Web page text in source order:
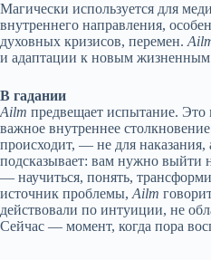
Магически используется для
внутреннего направления,
духовных кризисов, перемен.
и адаптации к новым
В гадании
Ailm предвещает испытание. Это
важное внутреннее
происходит, — не для наказания,
подсказывает: вам нужно выйти
— научиться, понять,
источник проблемы, Ailm
действовали по интуиции, не
Сейчас — момент, когда пора